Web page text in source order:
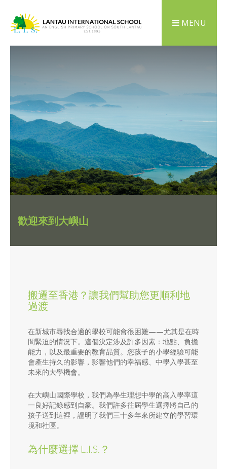
MENU
歡迎來到大嶼山
搬遷至香港？讓我們幫助您更順利地
過渡
在新城市尋找合適的學校可能會很困難——尤其是在時
間緊迫的情況下。這個決定涉及許多因素：地點、負擔
能力，以及最重要的教育品質。您孩子的小學經驗可能
會產生持久的影響，影響他們的幸福感、中學入學甚至
未來的大學機會。
在大嶼山國際學校，我們為學生理想中學的高入學率這
一良好記錄感到自豪。我們許多往屆學生選擇將自己的
孩子送到這裡，證明了我們三十多年來所建立的學習環
境和社區。
為什麼選擇 L.I.S.？